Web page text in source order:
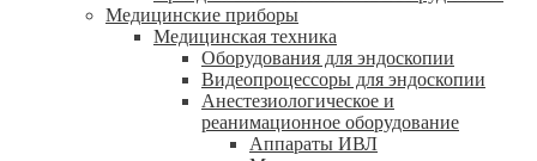
Медицинские приборы
Медицинская техника
Оборудования для эндоскопии
Видеопроцессоры для эндоскопии
Анестезиологическое и
реанимационное оборудование
Аппараты ИВЛ